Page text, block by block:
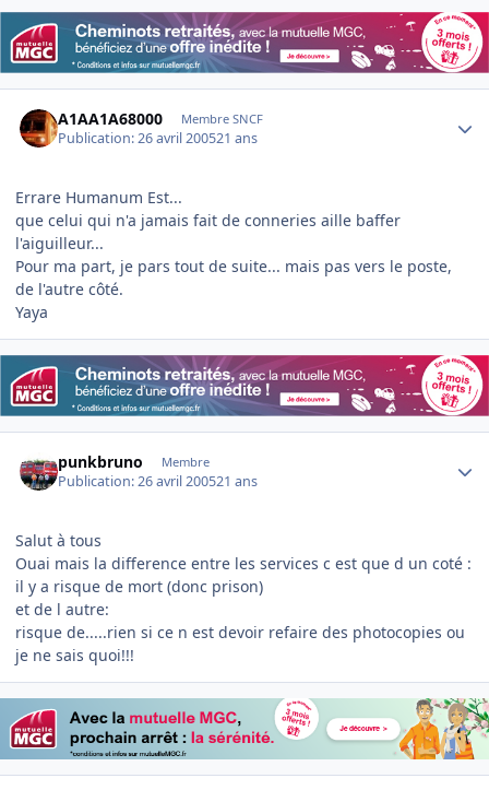
A1AA1A68000 Membre SNCF
Publication:26 avril 200521 ans
Errare Humanum Est...
que celui qui n'a jamais fait de conneries aille baffer
l'aiguilleur...
Pour ma part, je pars tout de suite... mais pas vers le poste,
de l'autre côté.
Yaya
punkbruno Membre
Publication:26 avril 200521 ans
Salut à tous
Ouai mais la difference entre les services c est que d un coté :
il y a risque de mort (donc prison)
et de l autre:
risque de.....rien si ce n est devoir refaire des photocopies ou
je ne sais quoi!!!